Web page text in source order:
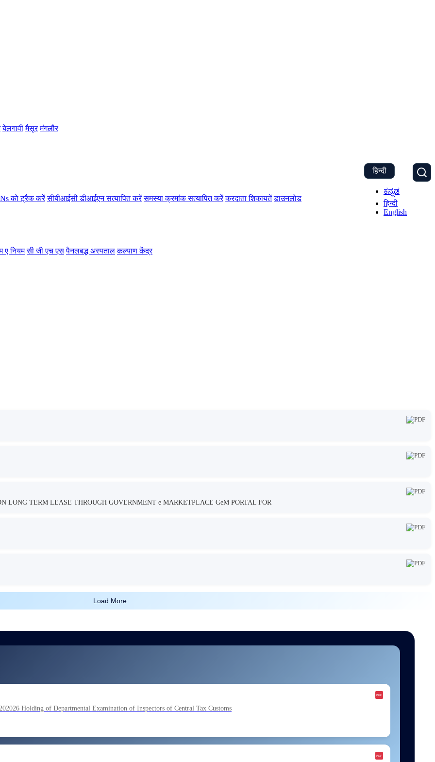
बेलगावी मैसूर मंगलौर
को ट्रैक करें सीबीआईसी डीआईएन सत्यापित करें समस्या क्रमांक सत्यापित करें करदाता शिकायतें डाउनलोड
ए नियम सी जी एच एस पैनलबद्ध अस्पताल कल्याण केंद्र
हिन्दी
ಕನ್ನಡ
हिन्दी
English
LONG TERM LEASE THROUGH GOVERNMENT e MARKETPLACE GeM PORTAL FOR
Load More
Holding of Departmental Examination of Inspectors of Central Tax Customs